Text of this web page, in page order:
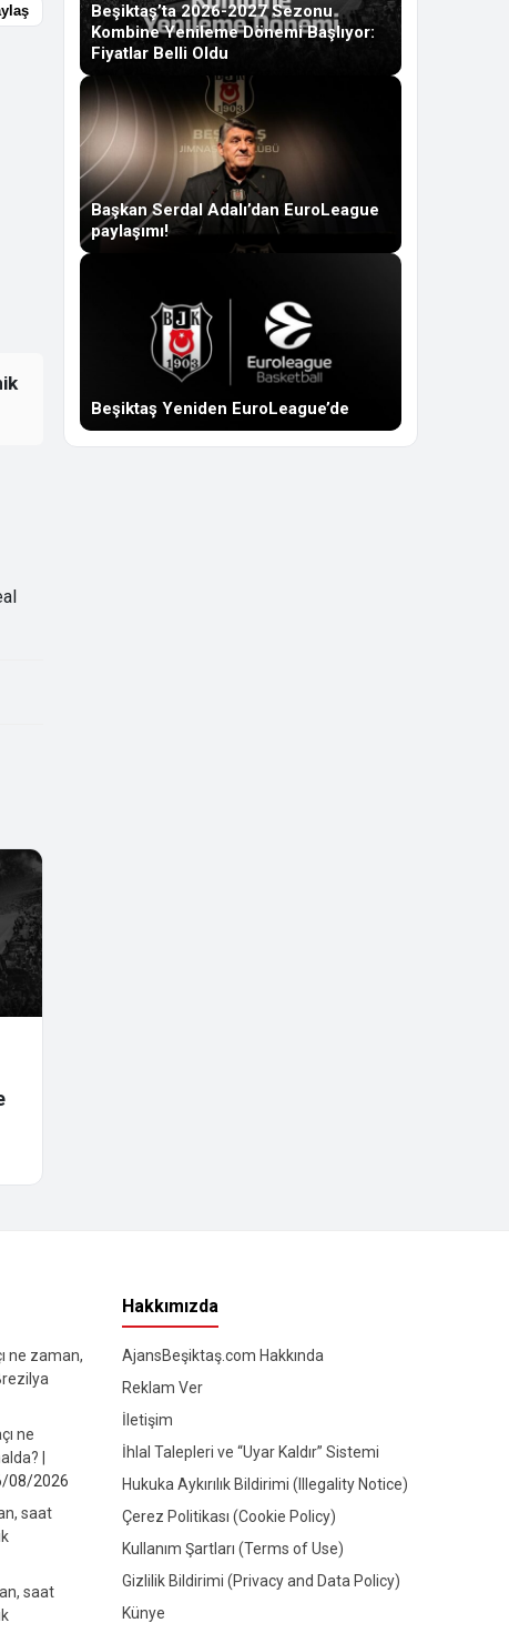
Beşiktaş’ta 2026-2027 Sezonu
Kombine Yenileme Dönemi Başlıyor:
Fiyatlar Belli Oldu
Başkan Serdal Adalı’dan EuroLeague
paylaşımı!
Beşiktaş Yeniden EuroLeague’de
ne zaman,
ne
|
08/2026
saat
saat
Hakkımızda
AjansBeşiktaş.com Hakkında
Reklam Ver
İletişim
İhlal Talepleri ve “Uyar Kaldır” Sistemi
Hukuka Aykırılık Bildirimi (Illegality Notice)
Çerez Politikası (Cookie Policy)
Kullanım Şartları (Terms of Use)
Gizlilik Bildirimi (Privacy and Data Policy)
Künye